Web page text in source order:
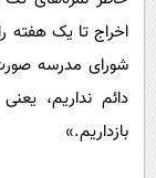
اخراج تا یک هفته
شورای مدرسه
دائم نداریم،
بازداریم.»